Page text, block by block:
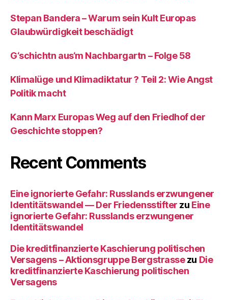
Stepan Bandera – Warum sein Kult Europas
Glaubwürdigkeit beschädigt
G‘schichtn aus‘m Nachbargartn – Folge 58
Klimalüge und Klimadiktatur ? Teil 2: Wie Angst
Politik macht
Kann Marx Europas Weg auf den Friedhof der
Geschichte stoppen?
Recent Comments
Eine ignorierte Gefahr: Russlands erzwungener
Identitätswandel — Der Friedensstifter zu Eine
ignorierte Gefahr: Russlands erzwungener
Identitätswandel
Die kreditfinanzierte Kaschierung politischen
Versagens – Aktionsgruppe Bergstrassezu Die
kreditfinanzierte Kaschierung politischen
Versagens